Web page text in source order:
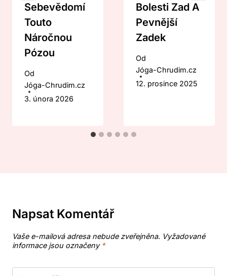
Sebevědomí
Touto
Náročnou
Pózou
Od
Jóga-Chrudim.cz
3. února 2026
Bolesti Zad A
Pevnější
Zadek
Od
Jóga-Chrudim.cz
12. prosince 2025
Napsat Komentář
Vaše e-mailová adresa nebude zveřejněna. Vyžadované
informace jsou označeny *